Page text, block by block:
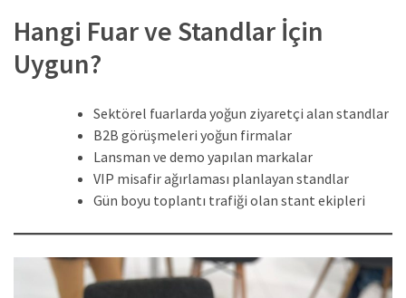
Hangi Fuar ve Standlar İçin
Uygun?
Sektörel fuarlarda yoğun ziyaretçi alan standlar
B2B görüşmeleri yoğun firmalar
Lansman ve demo yapılan markalar
VIP misafir ağırlaması planlayan standlar
Gün boyu toplantı trafiği olan stant ekipleri